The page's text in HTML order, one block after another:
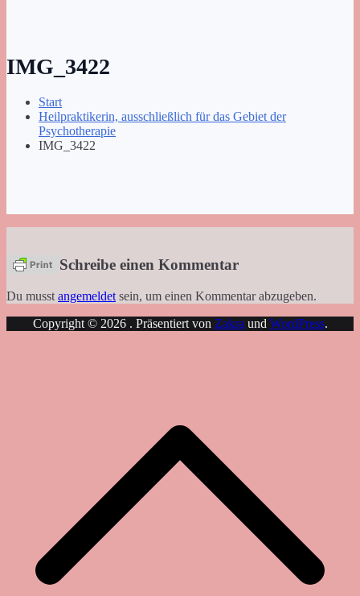
IMG_3422
Start
Heilpraktikerin, ausschließlich für das Gebiet der
Psychotherapie
IMG_3422
Schreibe einen Kommentar
Du musst angemeldet sein, um einen Kommentar abzugeben.
Copyright © 2026 . Präsentiert von Zakra und WordPress.